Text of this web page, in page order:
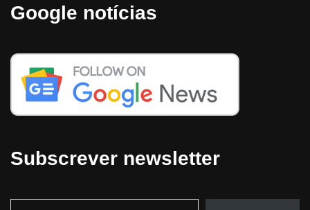
Google notícias
Subscrever newsletter